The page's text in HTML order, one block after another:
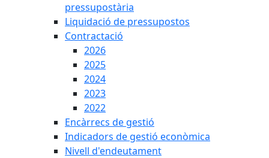
pressupostària
Liquidació de pressupostos
Contractació
2026
2025
2024
2023
2022
Encàrrecs de gestió
Indicadors de gestió econòmica
Nivell d'endeutament